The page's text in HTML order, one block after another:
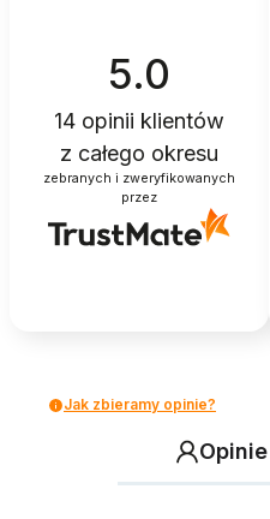
5.0
14 opinii klientów
z całego okresu
zebranych i zweryfikowanych
przez
Jak zbieramy opinie?